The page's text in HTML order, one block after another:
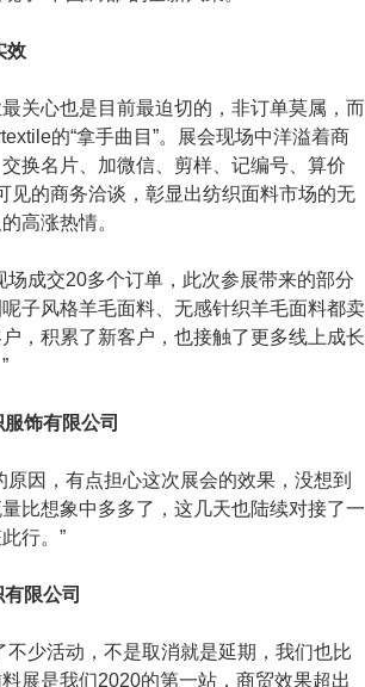
效
心也是目前最迫切的，非订单莫属，而
的“拿手曲目”。展会现场中洋溢着商
换名片、加微信、剪样、记编号、算价
见的商务洽谈，彰显出纺织面料市场的无
高涨热情。
成交20多个订单，此次参展带来的部分
子风格羊毛面料、无感针织羊毛面料都卖
，积累了新客户，也接触了更多线上成长
饰有限公司
因，有点担心这次展会的效果，没想到
比想象中多多了，这几天也陆续对接了一
行。”
限公司
少活动，不是取消就是延期，我们也比
展是我们2020的第一站，商贸效果超出